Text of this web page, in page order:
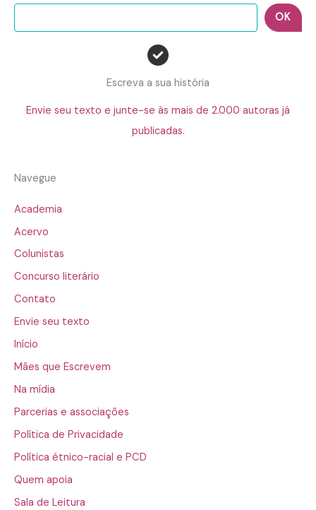
OK
Escreva a sua história
Envie seu texto e junte-se às mais de 2.000 autoras já
publicadas.
Navegue
Academia
Acervo
Colunistas
Concurso literário
Contato
Envie seu texto
Início
Mães que Escrevem
Na mídia
Parcerias e associações
Política de Privacidade
Política étnico-racial e PCD
Quem apoia
Sala de Leitura